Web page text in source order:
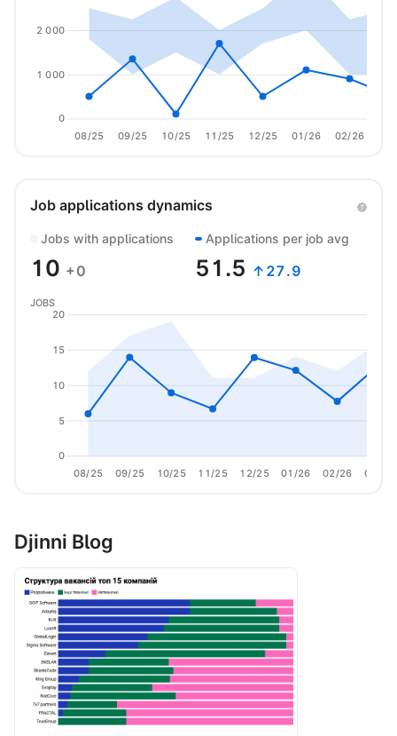
08/25 09/25 10/25 11/25 12/25 01/26 02/26
0
1 000
2 000
Job applications dynamics
Jobs with applications
10 +0
Applications per job avg
51.5 ↑27.9
08/25 09/25 10/25 11/25 12/25 01/26 02/26 03/26
0
5
10
15
20
JOBS
Djinni Blog